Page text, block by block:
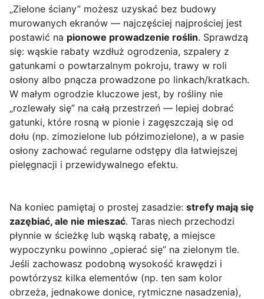
„Zielone ściany” możesz uzyskać bez budowy
murowanych ekranów — najczęściej najprościej jest
postawić na pionowe prowadzenie roślin. Sprawdzą
się: wąskie rabaty wzdłuż ogrodzenia, szpalery z
gatunkami o powtarzalnym pokroju, trawy w roli
osłony albo pnącza prowadzone po linkach/kratkach.
W małym ogrodzie kluczowe jest, by rośliny nie
„rozlewały się” na całą przestrzeń — lepiej dobrać
gatunki, które rosną w pionie i zagęszczają się od
dołu (np. zimozielone lub półzimozielone), a w pasie
osłony zachować regularne odstępy dla łatwiejszej
pielęgnacji i przewidywalnego efektu.
Na koniec pamiętaj o prostej zasadzie: strefy mają się
zazębiać, ale nie mieszać. Taras niech przechodzi
płynnie w ścieżkę lub wąską rabatę, a miejsce
wypoczynku powinno „opierać się” na zielonym tle.
Jeśli zachowasz podobną wysokość krawędzi i
powtórzysz kilka elementów (np. ten sam kolor
obrzeża, jednakowe donice, rytmiczne nasadzenia),